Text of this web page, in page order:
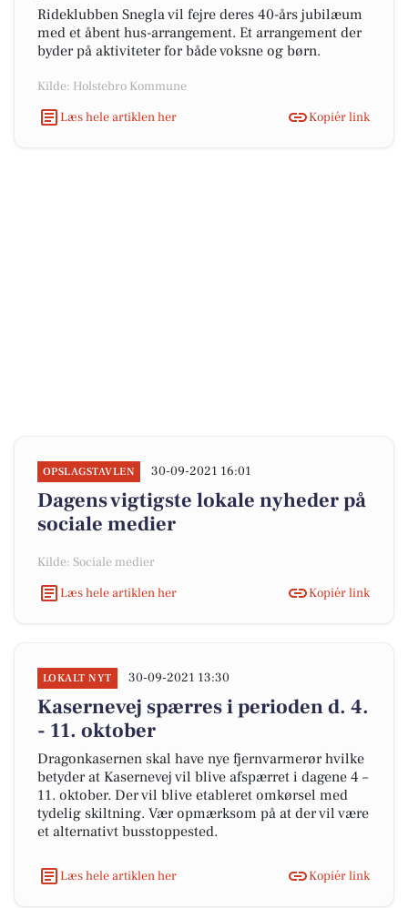
Rideklubben Snegla vil fejre deres 40-års jubilæum
med et åbent hus-arrangement. Et arrangement der
byder på aktiviteter for både voksne og børn.
Kilde: Holstebro Kommune
Læs hele artiklen her
Kopiér link
OPSLAGSTAVLEN 30-09-2021 16:01
Dagens vigtigste lokale nyheder på
sociale medier
Kilde: Sociale medier
Læs hele artiklen her
Kopiér link
LOKALT NYT 30-09-2021 13:30
Kasernevej spærres i perioden d. 4.
- 11. oktober
Dragonkasernen skal have nye fjernvarmerør hvilke
betyder at Kasernevej vil blive afspærret i dagene 4 –
11. oktober. Der vil blive etableret omkørsel med
tydelig skiltning. Vær opmærksom på at der vil være
et alternativt busstoppested.
Læs hele artiklen her Kopiér link